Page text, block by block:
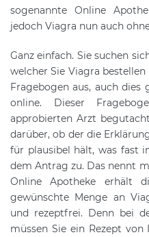
sogenannte Online
jedoch Viagra nun auch
Ganz einfach. Sie suchen
welcher Sie Viagra
Fragebogen aus, auch dies
online. Dieser
approbierten Arzt
darüber, ob der die
für plausibel hält, was fast
dem Antrag zu. Das nennt
Online Apotheke erhält
gewünschte Menge an
und rezeptfrei. Denn bei
müssen Sie ein Rezept